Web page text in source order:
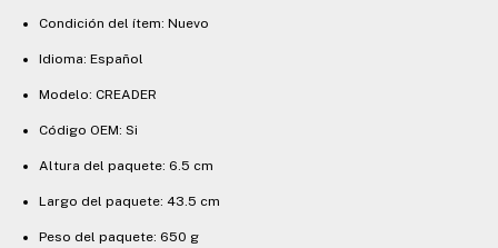
Condición del ítem: Nuevo
Idioma: Español
Modelo: CREADER
Código OEM: Si
Altura del paquete: 6.5 cm
Largo del paquete: 43.5 cm
Peso del paquete: 650 g